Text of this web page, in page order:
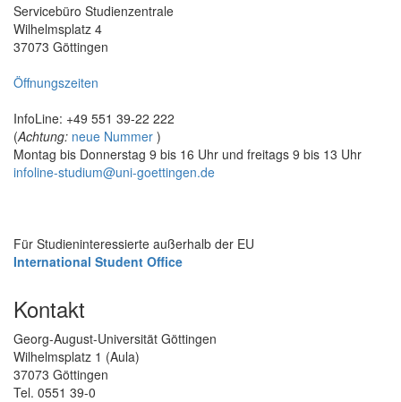
Servicebüro Studienzentrale
Wilhelmsplatz 4
37073 Göttingen
Öffnungszeiten
InfoLine: +49 551 39-22 222
(Achtung: neue Nummer )
Montag bis Donnerstag 9 bis 16 Uhr und freitags 9 bis 13 Uhr
infoline-studium@uni-goettingen.de
Für Studieninteressierte außerhalb der EU
International Student Office
Kontakt
Georg-August-Universität Göttingen
Wilhelmsplatz 1 (Aula)
37073 Göttingen
Tel. 0551 39-0